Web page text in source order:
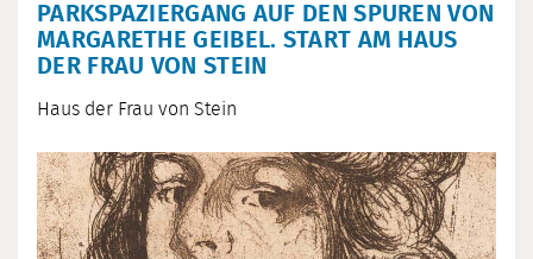
PARKSPAZIERGANG AUF DEN SPUREN VON
MARGARETHE GEIBEL. START AM HAUS
DER FRAU VON STEIN
Haus der Frau von Stein